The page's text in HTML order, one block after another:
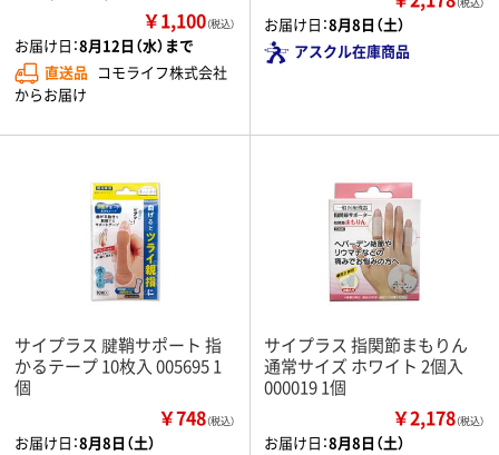
￥1,100（税込）
お届け日：8月12日（水）まで
直送品 コモライフ株式会社
からお届け
（税込）
お届け日：8月8日（土）
アスクル在庫商品
サイプラス 腱鞘サポート 指
かるテープ 10枚入 005695 1
個
￥748（税込）
お届け日：8月8日（土）
サイプラス 指関節まもりん
通常サイズ ホワイト 2個入
000019 1個
￥2,178（税込）
お届け日：8月8日（土）